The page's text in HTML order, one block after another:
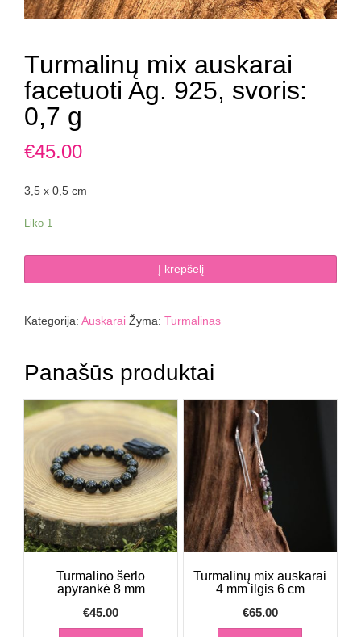
Turmalinų mix auskarai
facetuoti Ag. 925, svoris:
0,7 g
€45.00
3,5 x 0,5 cm
Liko 1
kiekis:
mix
auskarai
Ag.
925,
svoris:
0,7
g
Į krepšelį
Kategorija: Auskarai Žyma: Turmalinas
Panašūs produktai
Turmalino šerlo
apyrankė 8 mm
€45.00
Turmalinų mix auskarai
4 mm ilgis 6 cm
€65.00